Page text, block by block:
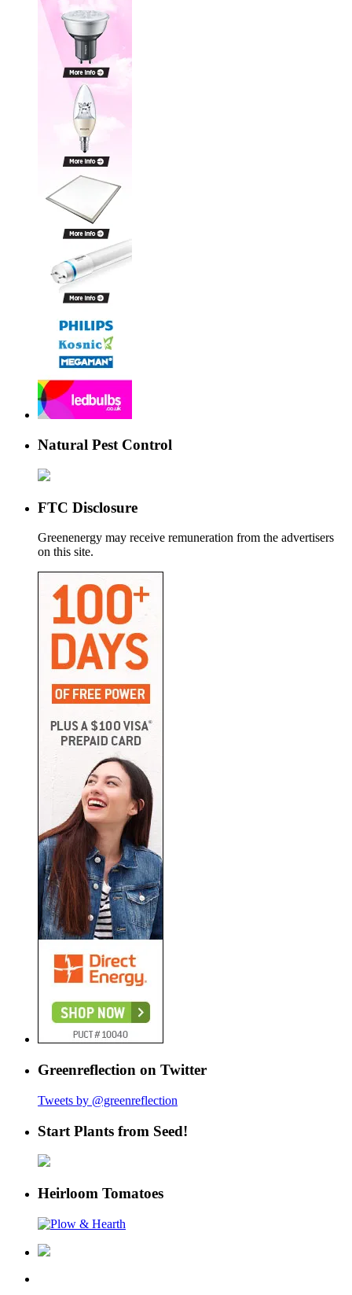
Natural Pest Control
FTC Disclosure
Greenenergy may receive remuneration from the advertisers
on this site.
Greenreflection on Twitter
Tweets by @greenreflection
Start Plants from Seed!
Heirloom Tomatoes